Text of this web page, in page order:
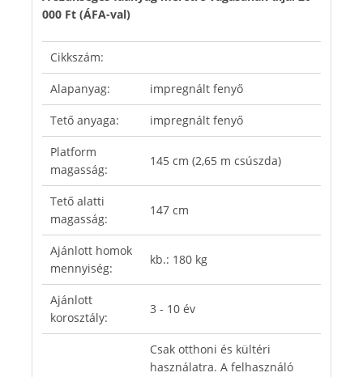
000 Ft (ÁFA-val)
Cikkszám:
Alapanyag: impregnált fenyő
Tető anyaga: impregnált fenyő
Platform
magasság:
145 cm (2,65 m csúszda)
Tető alatti
magasság:
147 cm
Ajánlott homok
mennyiség:
kb.: 180 kg
Ajánlott
korosztály:
3 - 10 év
Csak otthoni és kültéri
használatra. A felhasználó